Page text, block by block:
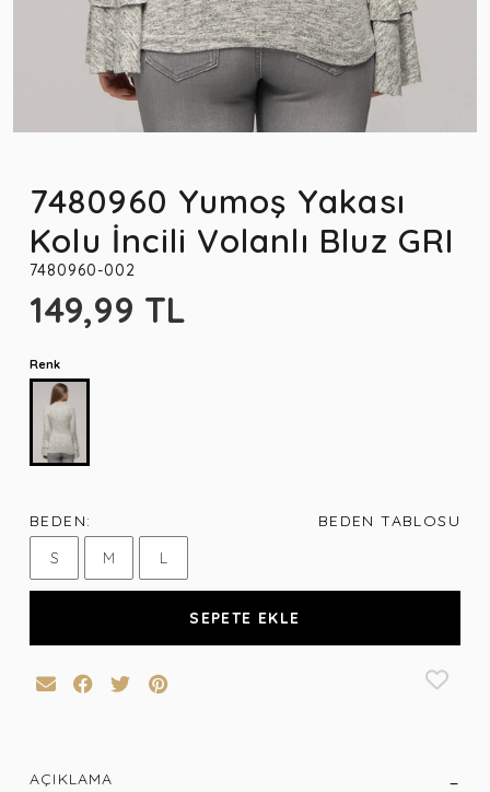
7480960 Yumoş Yakası
Kolu İncili Volanlı Bluz GRI
7480960-002
149,99 TL
Renk
BEDEN:
BEDEN TABLOSU
S
M L
SEPETE EKLE
AÇIKLAMA